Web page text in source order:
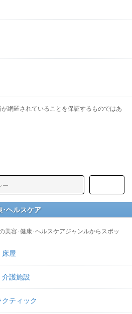
網羅されていることを保証するものではあ
･ヘルスケア
美容･健康･ヘルスケアジャンルからスポッ
床屋
護施設
ティック